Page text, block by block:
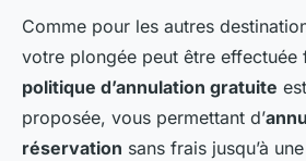
Comme pour les autres
votre plongée peut être effectuée
politique d’annulation gratuite
proposée, vous permettant d’
réservation sans frais jusqu’à